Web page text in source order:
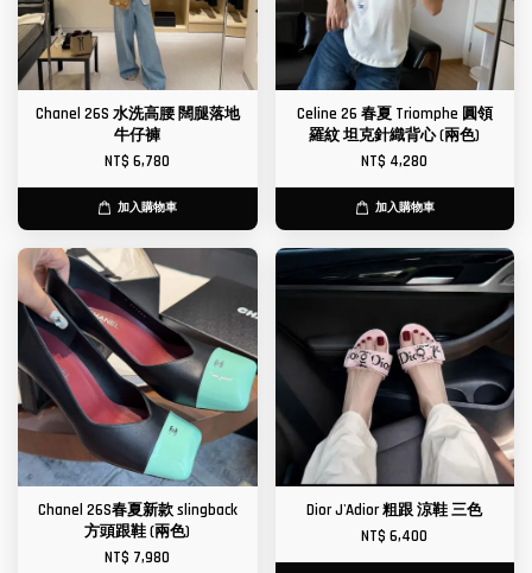
Chanel 26S 水洗高腰 闊腿落地
牛仔褲
NT$ 6,780
加入購物車
Celine 26 春夏 Triomphe 圓領
羅紋 坦克針織背心 (兩色)
NT$ 4,280
加入購物車
Chanel 26S春夏新款 slingback
方頭跟鞋 (兩色)
NT$ 7,980
Dior J'Adior 粗跟 涼鞋 三色
NT$ 6,400